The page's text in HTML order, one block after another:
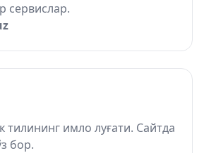
сервислар.
имло луғати. Сайтда
бор.